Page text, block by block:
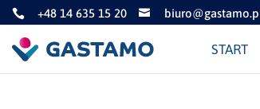
 +48 14 635 15 20 
START